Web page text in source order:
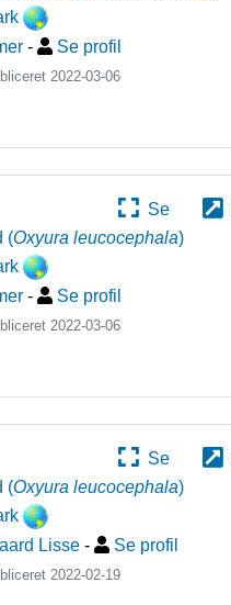
- Se profil
2022-03-06
Se
(Oxyura leucocephala)
- Se profil
2022-03-06
Se
(Oxyura leucocephala)
Lisse - Se profil
2022-02-19